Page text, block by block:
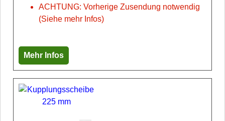
ACHTUNG: Vorherige Zusendung notwendig
(Siehe mehr Infos)
Mehr Infos